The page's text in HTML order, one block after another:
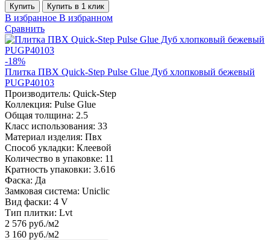
Купить Купить в 1 клик
В избранное В избранном
Сравнить
-18%
Плитка ПВХ Quick-Step Pulse Glue Дуб хлопковый бежевый
PUGP40103
Производитель: Quick-Step
Коллекция: Pulse Glue
Общая толщина: 2.5
Класс использования: 33
Материал изделия: Пвх
Способ укладки: Клеевой
Количество в упаковке: 11
Кратность упаковки: 3.616
Фаска: Да
Замковая система: Uniclic
Вид фаски: 4 V
Тип плитки: Lvt
2 576 руб./м2
3 160 руб./м2